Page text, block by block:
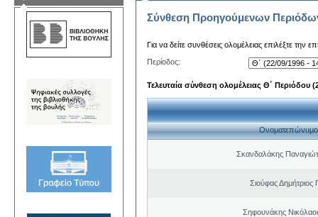
Σύνθεση Προηγούμενων
Για να δείτε συνθέσεις ολομέλειας επιλέξτε την
Περίοδος:
Τελευταία σύνθεση ολομέλειας Θ΄ Περιόδου
Ονοματεπώνυμο
Σκανδαλάκης
Σιούφας Δημήτριος
Σηφουνάκης